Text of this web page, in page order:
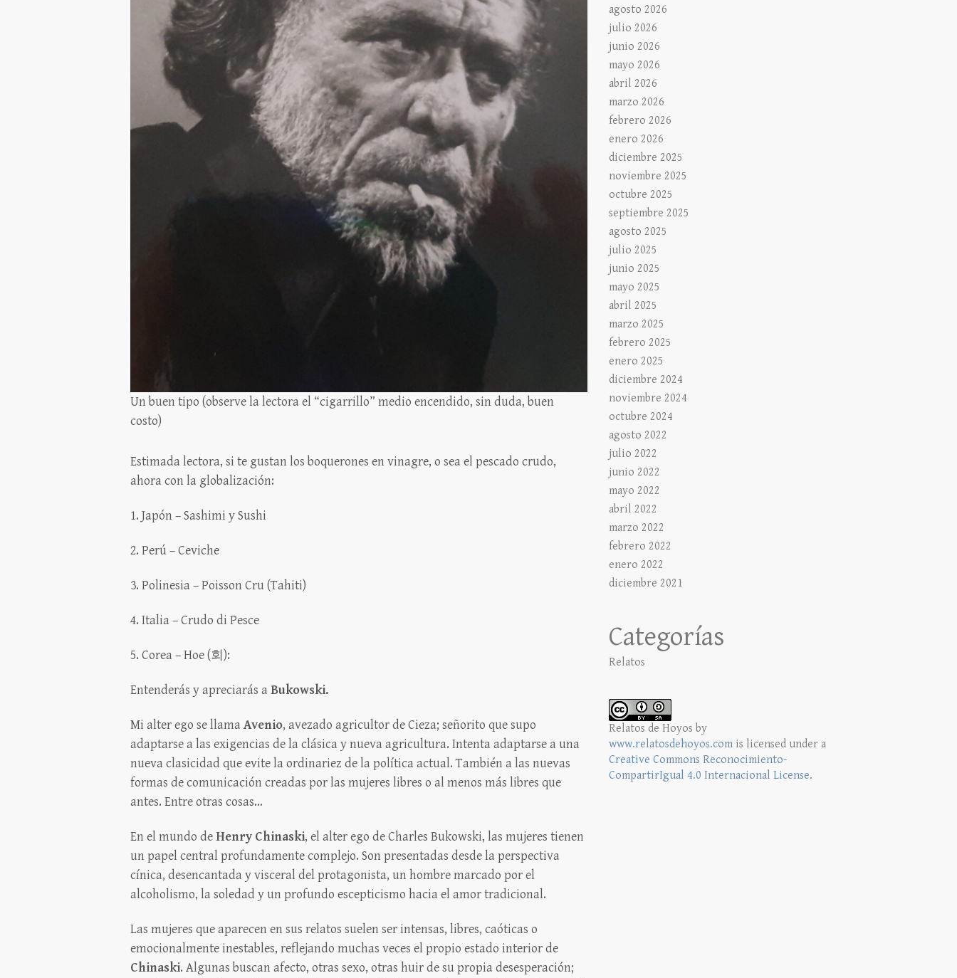
Un buen tipo (observe la lectora el “cigarrillo” medio encendido, sin duda, buen
costo)
Estimada lectora, si te gustan los boquerones en vinagre, o sea el pescado crudo,
ahora con la globalización:
1. Japón – Sashimi y Sushi
2. Perú – Ceviche
3. Polinesia – Poisson Cru (Tahiti)
4. Italia – Crudo di Pesce
5. Corea – Hoe (회):
Entenderás y apreciarás a Bukowski.
Mi alter ego se llama Avenio, avezado agricultor de Cieza; señorito que supo
adaptarse a las exigencias de la clásica y nueva agricultura. Intenta adaptarse a una
nueva clasicidad que evite la ordinariez de la política actual. También a las nuevas
formas de comunicación creadas por las mujeres libres o al menos más libres que
antes. Entre otras cosas…
En el mundo deHenry Chinaski, el alter ego de Charles Bukowski, las mujeres tienen
un papel central profundamente complejo. Son presentadas desde la perspectiva
cínica, desencantada y visceral del protagonista, un hombre marcado por el
alcoholismo, la soledad y un profundo escepticismo hacia el amor tradicional.
Las mujeres que aparecen en sus relatos suelen ser intensas, libres, caóticas o
emocionalmente inestables, reflejando muchas veces el propio estado interior de
Chinaski. Algunas buscan afecto, otras sexo, otras huir de su propia desesperación;
agosto 2026
julio 2026
junio 2026
mayo 2026
abril 2026
marzo 2026
febrero 2026
enero 2026
diciembre 2025
noviembre 2025
octubre 2025
septiembre 2025
agosto 2025
julio 2025
junio 2025
mayo 2025
abril 2025
marzo 2025
febrero 2025
enero 2025
diciembre 2024
noviembre 2024
octubre 2024
agosto 2022
julio 2022
junio 2022
mayo 2022
abril 2022
marzo 2022
febrero 2022
enero 2022
diciembre 2021
Categorías
Relatos
Relatos de Hoyos by
www.relatosdehoyos.com is licensed under a
Creative Commons Reconocimiento-
CompartirIgual 4.0 Internacional License.